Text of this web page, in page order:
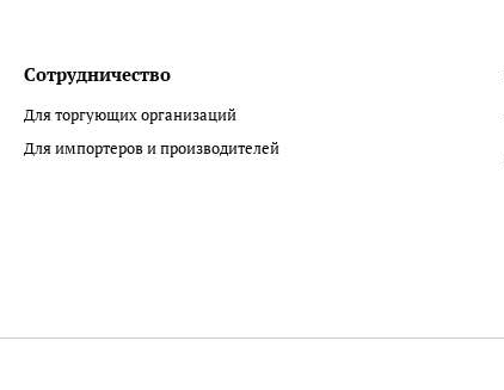
Сотрудничество
Для торгующих организаций
Для импортеров и производителей